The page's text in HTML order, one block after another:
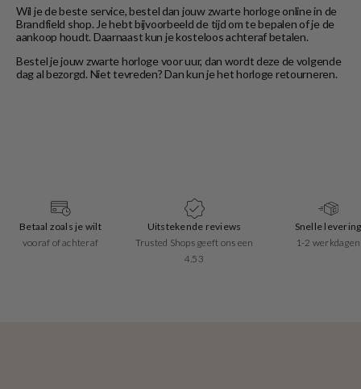
Wil je de beste service, bestel dan jouw zwarte horloge online in de
Brandfield shop. Je hebt bijvoorbeeld de tijd om te bepalen of je de
aankoop houdt. Daarnaast kun je kosteloos achteraf betalen.
Bestel je jouw zwarte horloge voor uur, dan wordt deze de volgende
dag al bezorgd. Niet tevreden? Dan kun je het horloge retourneren.
Betaal zoals je wilt
vooraf of achteraf
Uitstekende reviews
Trusted Shops geeft ons een
4.53
Snelle levering
1-2 werkdagen